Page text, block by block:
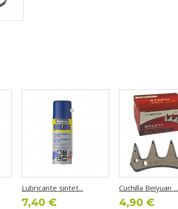
Lubricante sintet...
7,40 €
Cuchilla Beiyuan ...
4,90 €